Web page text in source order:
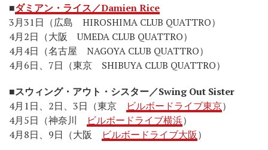
■ダミアン・ライス／Damien Rice
3月31日（広島 HIROSHIMA CLUB QUATTRO）
4月2日（大阪 UMEDA CLUB QUATTRO）
4月4日（名古屋 NAGOYA CLUB QUATTRO）
4月6日、7日（東京 SHIBUYA CLUB QUATTRO）
■スウィング・アウト・シスター／Swing Out Sister
4月1日、2日、3日（東京
ビルボードライブ東京）
4月5日（神奈川
ビルボードライブ横浜）
4月8日、9日（大阪
ビルボードライブ大阪）